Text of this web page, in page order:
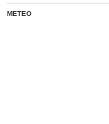
METEO